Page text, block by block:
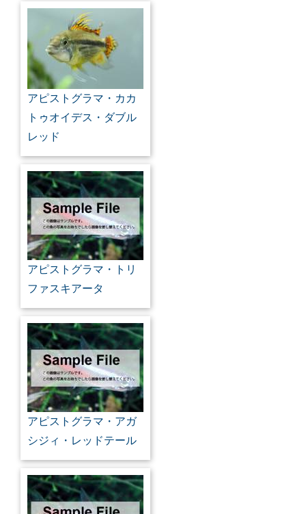
アピストグラマ・カカ
トゥオイデス・ダブル
レッド
アピストグラマ・トリ
ファスキアータ
アピストグラマ・アガ
シジィ・レッドテール